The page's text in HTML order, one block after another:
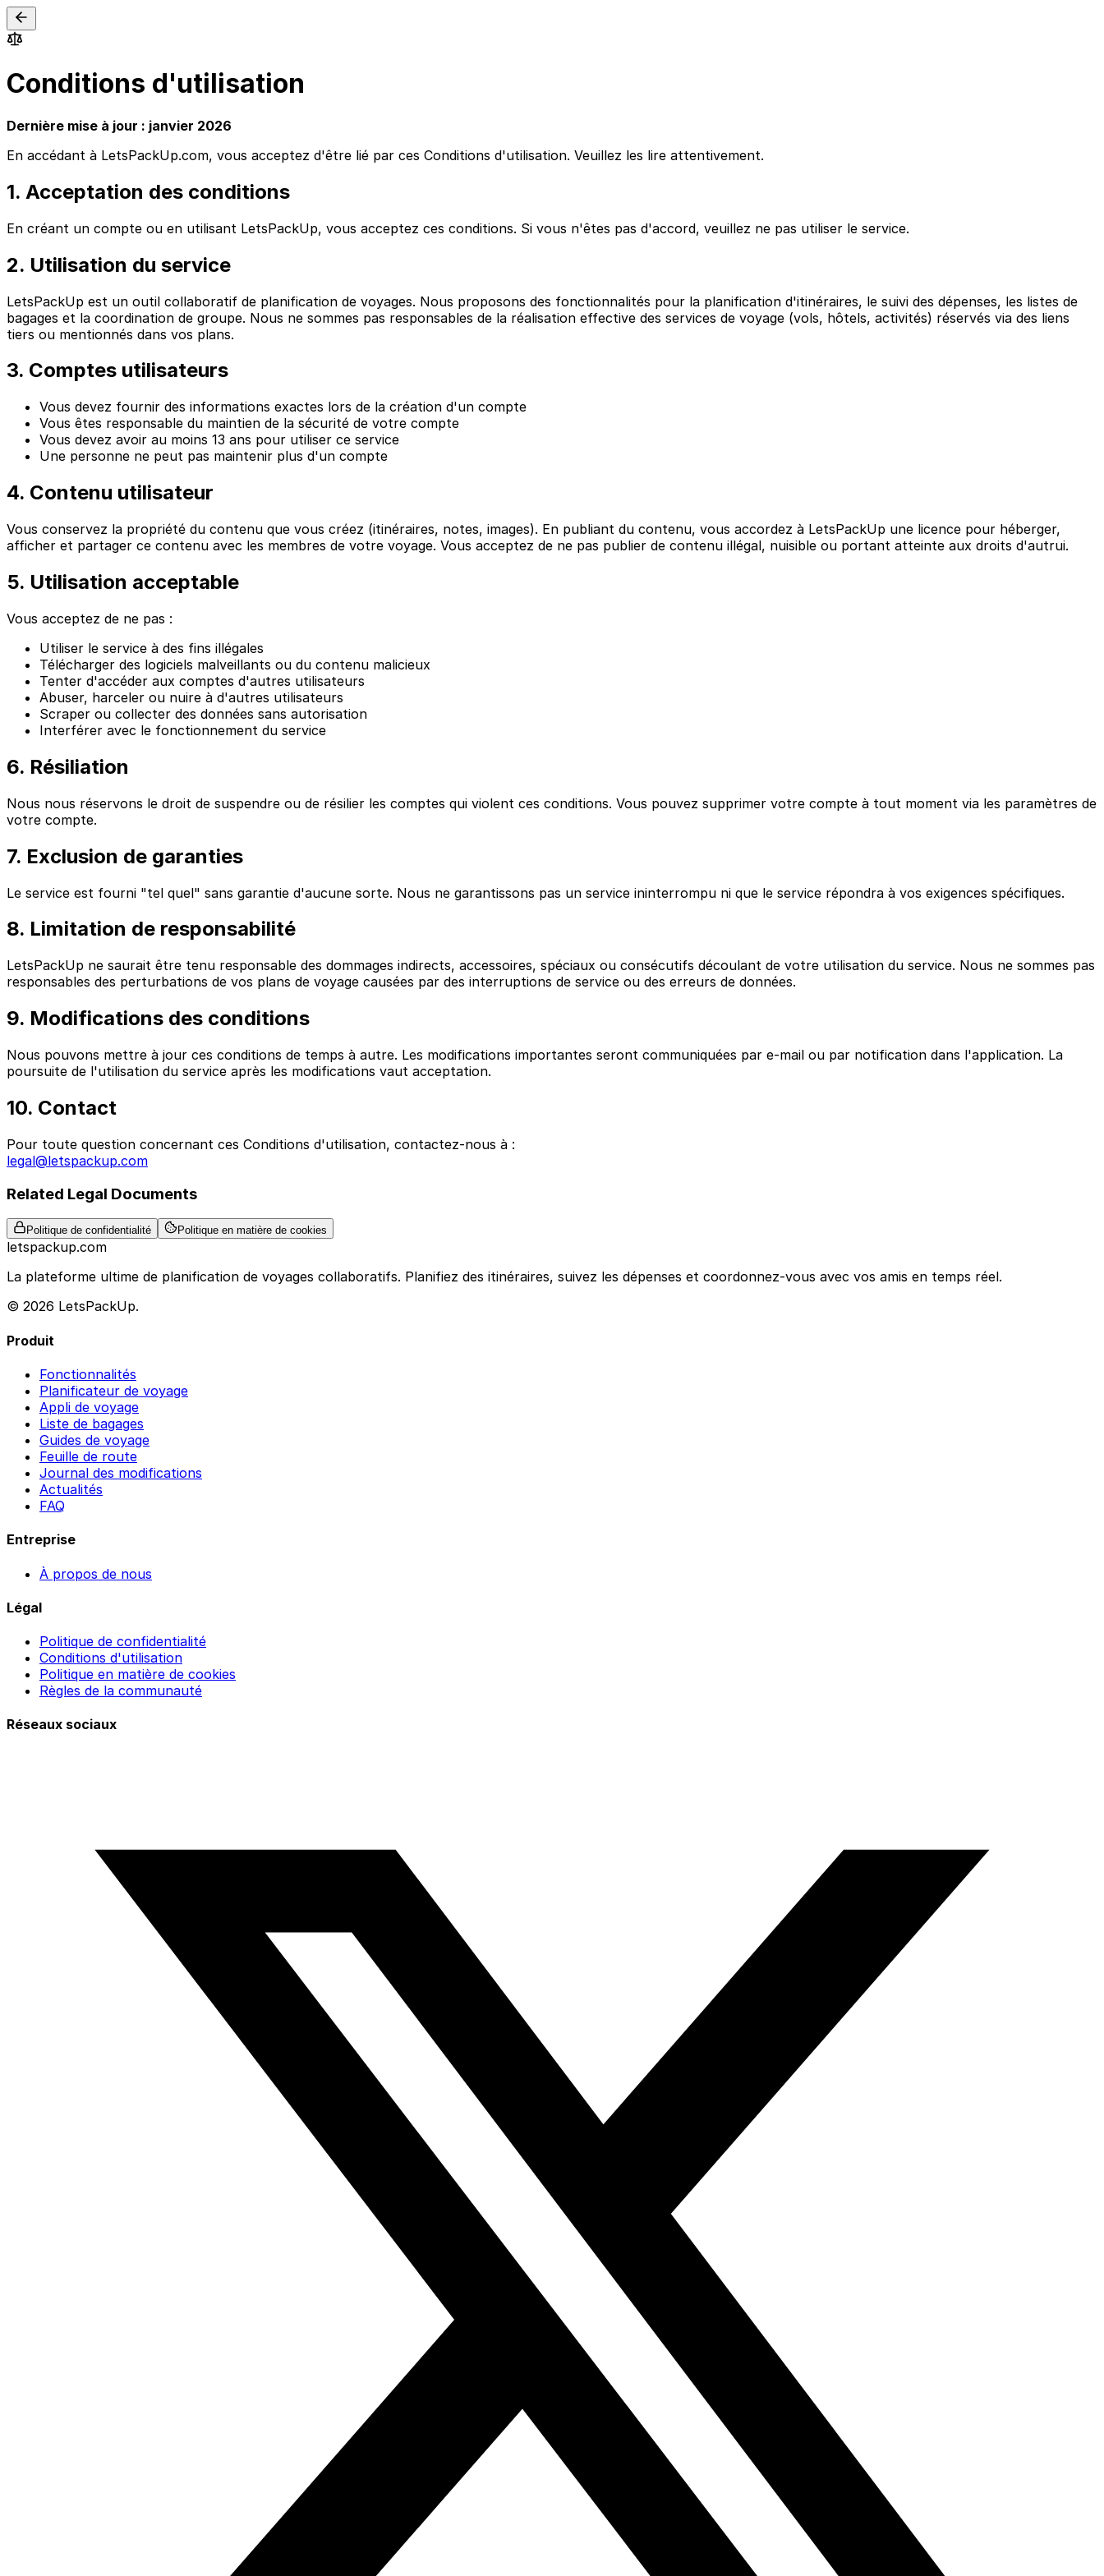
Conditions d'utilisation
Dernière mise à jour : janvier 2026
En accédant à LetsPackUp.com, vous acceptez d'être lié par ces Conditions d'utilisation. Veuillez les lire attentivement.
1. Acceptation des conditions
En créant un compte ou en utilisant LetsPackUp, vous acceptez ces conditions. Si vous n'êtes pas d'accord, veuillez ne pas utiliser le service.
2. Utilisation du service
LetsPackUp est un outil collaboratif de planification de voyages. Nous proposons des fonctionnalités pour la planification d'itinéraires, le suivi des dépenses, les listes de
bagages et la coordination de groupe. Nous ne sommes pas responsables de la réalisation effective des services de voyage (vols, hôtels, activités) réservés via des liens
tiers ou mentionnés dans vos plans.
3. Comptes utilisateurs
Vous devez fournir des informations exactes lors de la création d'un compte
Vous êtes responsable du maintien de la sécurité de votre compte
Vous devez avoir au moins 13 ans pour utiliser ce service
Une personne ne peut pas maintenir plus d'un compte
4. Contenu utilisateur
Vous conservez la propriété du contenu que vous créez (itinéraires, notes, images). En publiant du contenu, vous accordez à LetsPackUp une licence pour héberger,
afficher et partager ce contenu avec les membres de votre voyage. Vous acceptez de ne pas publier de contenu illégal, nuisible ou portant atteinte aux droits d'autrui.
5. Utilisation acceptable
Vous acceptez de ne pas :
Utiliser le service à des fins illégales
Télécharger des logiciels malveillants ou du contenu malicieux
Tenter d'accéder aux comptes d'autres utilisateurs
Abuser, harceler ou nuire à d'autres utilisateurs
Scraper ou collecter des données sans autorisation
Interférer avec le fonctionnement du service
6. Résiliation
Nous nous réservons le droit de suspendre ou de résilier les comptes qui violent ces conditions. Vous pouvez supprimer votre compte à tout moment via les paramètres de
votre compte.
7. Exclusion de garanties
Le service est fourni "tel quel" sans garantie d'aucune sorte. Nous ne garantissons pas un service ininterrompu ni que le service répondra à vos exigences spécifiques.
8. Limitation de responsabilité
LetsPackUp ne saurait être tenu responsable des dommages indirects, accessoires, spéciaux ou consécutifs découlant de votre utilisation du service. Nous ne sommes pas
responsables des perturbations de vos plans de voyage causées par des interruptions de service ou des erreurs de données.
9. Modifications des conditions
Nous pouvons mettre à jour ces conditions de temps à autre. Les modifications importantes seront communiquées par e-mail ou par notification dans l'application. La
poursuite de l'utilisation du service après les modifications vaut acceptation.
10. Contact
Pour toute question concernant ces Conditions d'utilisation, contactez-nous à :
legal@letspackup.com
Related Legal Documents
Politique de confidentialité Politique en matière de cookies
letspackup.com
La plateforme ultime de planification de voyages collaboratifs. Planifiez des itinéraires, suivez les dépenses et coordonnez-vous avec vos amis en temps réel.
© 2026 LetsPackUp.
Produit
Fonctionnalités
Planificateur de voyage
Appli de voyage
Liste de bagages
Guides de voyage
Feuille de route
Journal des modifications
Actualités
FAQ
Entreprise
À propos de nous
Légal
Politique de confidentialité
Conditions d'utilisation
Politique en matière de cookies
Règles de la communauté
Réseaux sociaux